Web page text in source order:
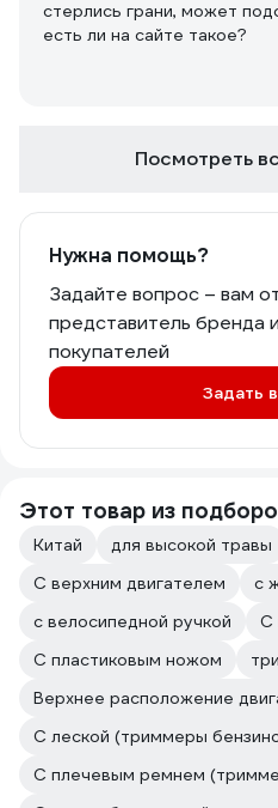
стерлись грани, может
есть ли на сайте такое?
Посмотреть
Нужна помощь?
Задайте вопрос – вам
представитель бренда
покупателей
Задать
Этот товар из
Китай для высокой травы
С верхним двигателем
с
с велосипедной ручкой
С
С пластиковым ножом
Верхнее расположение
С леской (триммеры
С плечевым ремнем